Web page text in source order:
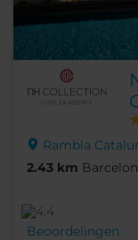
Rambla
2.43 km
Beoordelingen